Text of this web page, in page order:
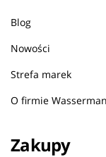
Blog
Nowości
Strefa marek
O firmie Wasserman
Zakupy